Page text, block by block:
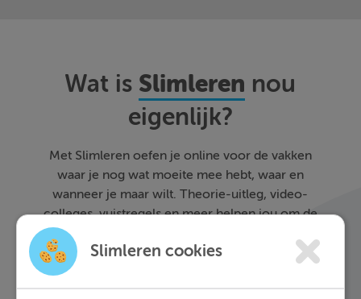
Wat is Slimleren nou
eigenlijk?
Met Slimleren oefen je online voor de vakken
waar je nog wat moeite mee hebt, waar en
wanneer je maar wilt. Theorie-uitleg, video-
colleges, vuistregels en meer helpen jou om de
stof sneller te begrijpen. Daarnaast krijg je bij
ieder fout gegeven antwoord direct een heldere
uitleg hoe je de vraag het beste kunt oplossen.
Zo leer je sneller en effectiever; dat is pas
Slimleren cookies